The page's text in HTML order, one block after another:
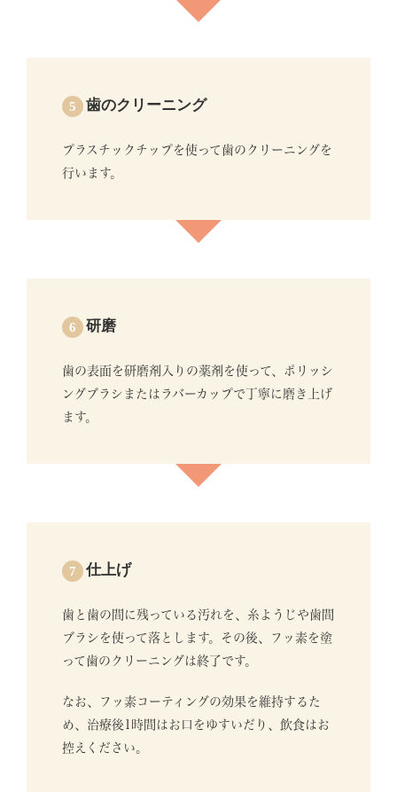
5 歯のクリーニング
プラスチックチップを使って歯のクリーニングを
行います。
6 研磨
歯の表面を研磨剤入りの薬剤を使って、ポリッシ
ングブラシまたはラバーカップで丁寧に磨き上げ
ます。
7 仕上げ
歯と歯の間に残っている汚れを、糸ようじや歯間
ブラシを使って落とします。その後、フッ素を塗
って歯のクリーニングは終了です。
なお、フッ素コーティングの効果を維持するた
め、治療後1時間はお口をゆすいだり、飲食はお
控えください。